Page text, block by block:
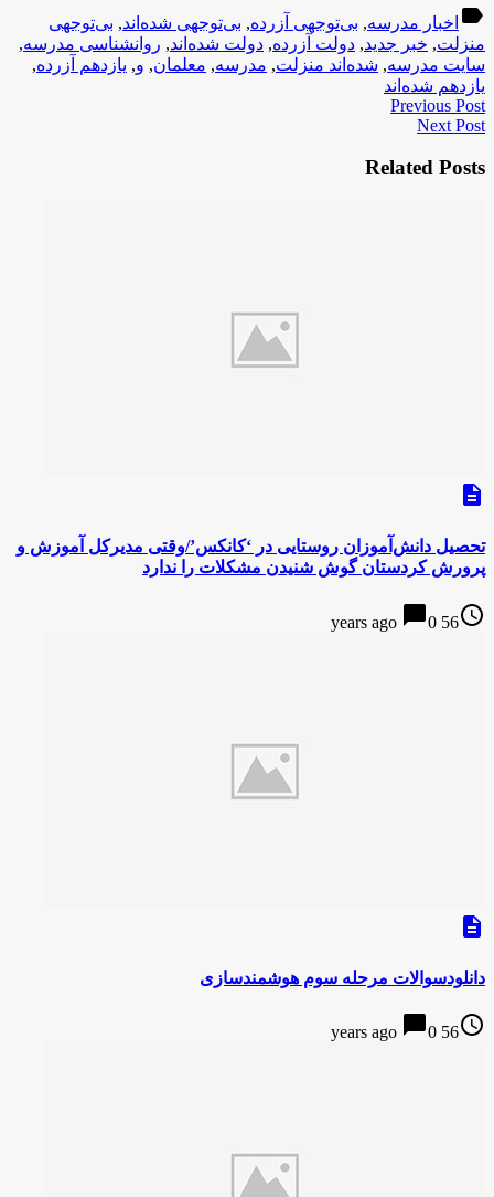
label اخبار مدرسه, بی‌توجهی آزرده, بی‌توجهی شده‌اند, بی‌توجهی
منزلت, خبر جدید, دولت آزرده, دولت شده‌اند, روانشناسی مدرسه,
سایت مدرسه, شده‌اند منزلت, مدرسه, معلمان, و, یازدهم آزرده,
یازدهم شده‌اند
Previous Post
Next Post
Related Posts
description
تحصیل دانش‌آموزان روستایی در ‘کانکس’/وقتی مدیرکل آموزش و
پرورش کردستان گوش شنیدن مشکلات ‌را ندارد
access_time
56 years ago
chat_bubble0
description
دانلودسوالات مرحله سوم هوشمندسازی
access_time
56 years ago
chat_bubble0